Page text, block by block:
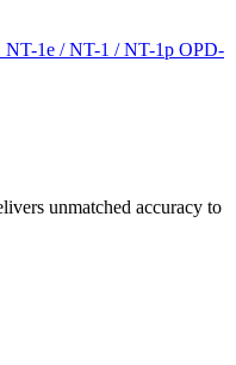
NT-1e / NT-1 / NT-1p OPD-
unmatched accuracy to